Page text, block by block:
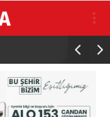
MHP